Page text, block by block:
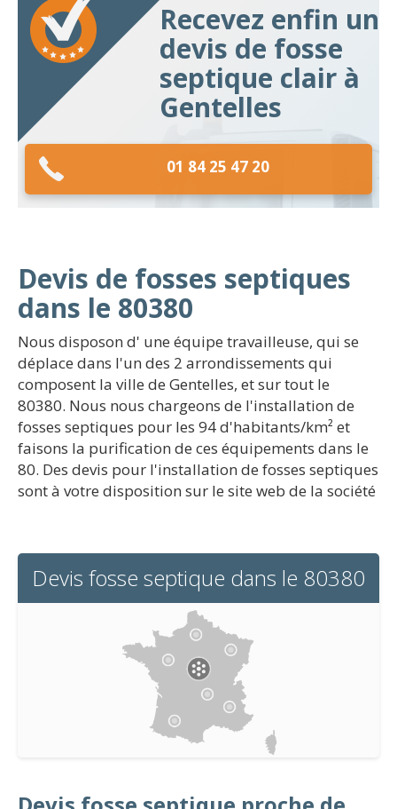
Recevez enfin un
devis de fosse
septique clair à
Gentelles
01 84 25 47 20
Devis de fosses septiques
dans le 80380
Nous disposon d' une équipe travailleuse, qui se
déplace dans l'un des 2 arrondissements qui
composent la ville de Gentelles, et sur tout le
80380. Nous nous chargeons de l'installation de
fosses septiques pour les 94 d'habitants/km² et
faisons la purification de ces équipements dans le
80. Des devis pour l'installation de fosses septiques
sont à votre disposition sur le site web de la société
Devis fosse septique dans le 80380